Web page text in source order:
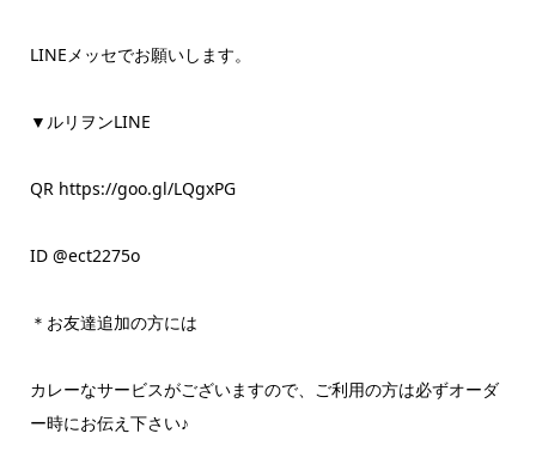
LINEメッセでお願いします。
▼ルリヲンLINE
QR https://goo.gl/LQgxPG
ID @ect2275o
＊お友達追加の方には
カレーなサービスがございますので、ご利用の方は必ずオーダ
ー時にお伝え下さい♪